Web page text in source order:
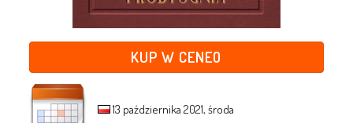
KUP W CENEO
13 października 2021, środa